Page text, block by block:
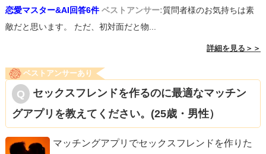
恋愛マスター&AI回答6件 ベストアンサー:質問者様のお気持ちは素
敵だと思います。 ただ、初対面だと物...
詳細を見る＞＞
ベストアンサーあり
セックスフレンドを作るのに最適なマッチン
グアプリを教えてください。(25歳・男性）
マッチングアプリでセックスフレンドを作りた